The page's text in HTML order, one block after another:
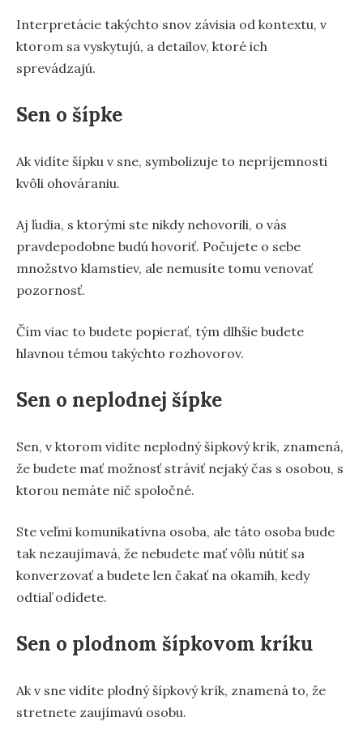
Interpretácie takýchto snov závisia od kontextu, v
ktorom sa vyskytujú, a detailov, ktoré ich
sprevádzajú.
Sen o šípke
Ak vidíte šípku v sne, symbolizuje to nepríjemnosti
kvôli ohováraniu.
Aj ľudia, s ktorými ste nikdy nehovorili, o vás
pravdepodobne budú hovoriť. Počujete o sebe
množstvo klamstiev, ale nemusíte tomu venovať
pozornosť.
Čím viac to budete popierať, tým dlhšie budete
hlavnou témou takýchto rozhovorov.
Sen o neplodnej šípke
Sen, v ktorom vidíte neplodný šípkový krík, znamená,
že budete mať možnosť stráviť nejaký čas s osobou, s
ktorou nemáte nič spoločné.
Ste veľmi komunikatívna osoba, ale táto osoba bude
tak nezaujímavá, že nebudete mať vôľu nútiť sa
konverzovať a budete len čakať na okamih, kedy
odtiaľ odídete.
Sen o plodnom šípkovom kríku
Ak v sne vidíte plodný šípkový krík, znamená to, že
stretnete zaujímavú osobu.